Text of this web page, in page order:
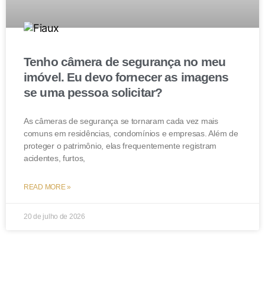
Tenho câmera de segurança no meu
imóvel. Eu devo fornecer as imagens
se uma pessoa solicitar?
As câmeras de segurança se tornaram cada vez mais
comuns em residências, condomínios e empresas. Além de
proteger o patrimônio, elas frequentemente registram
acidentes, furtos,
READ MORE »
20 de julho de 2026